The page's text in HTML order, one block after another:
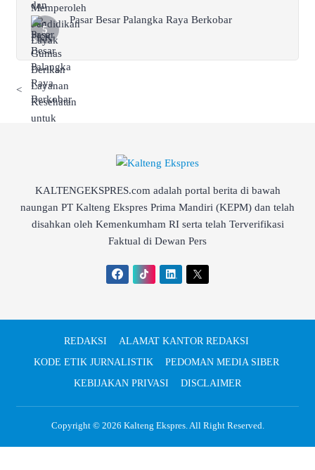
Pasar Besar Palangka Raya Berkobar
<
KALTENGEKSPRES.com adalah portal berita di bawah
naungan PT Kalteng Ekspres Prima Mandiri (KEPM) dan telah
disahkan oleh Kemenkumham RI serta telah Terverifikasi
Faktual di Dewan Pers
REDAKSI
ALAMAT KANTOR REDAKSI
KODE ETIK JURNALISTIK
PEDOMAN MEDIA SIBER
KEBIJAKAN PRIVASI
DISCLAIMER
Copyright © 2026 Kalteng Ekspres. All Right Reserved.